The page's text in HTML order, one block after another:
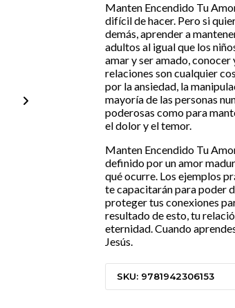
Manten Encendido Tu
difícil de hacer. Pero si
demás, aprender a
adultos al igual que los
amar y ser amado, conocer
relaciones son cualquier
por la ansiedad, la
mayoría de las personas
poderosas como para
el dolor y el temor.
Manten Encendido Tu
definido por un amor
qué ocurre. Los ejemplos
te capacitarán para poder
proteger tus conexiones
resultado de esto, tu
eternidad. Cuando
Jesús.
SKU: 9781942306153